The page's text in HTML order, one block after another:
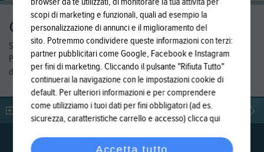
GALLERY HOMEPAGE
SOLDI PISCINE.
Piscine d’Autore,
dal 1984.
LEGGI DI PIÙ
scopi di marketing e funzionali, quali ad esempio la
personalizzazione di annunci e il miglioramento del
sito. Potremmo condividere queste informazioni con terzi:
partner pubblicitari come Google, Facebook e Instagram
per fini di marketing. Cliccando il pulsante "Rifiuta Tutto"
continuerai la navigazione con le impostazioni cookie di
default. Per ulteriori informazioni e per comprendere
come utilizziamo i tuoi dati per fini obbligatori (ad es.
sicurezza, caratteristiche carrello e accesso)clicca qui
Accetta tutto